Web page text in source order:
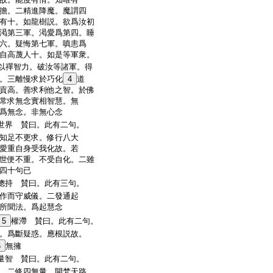
。二精進降魔。魔謂四
十。如龍樹説。欲爲汝初
第三軍。渇愛爲第四。睡
。疑悔第七軍。嗔恚爲
高蔑人十。如是等軍衆。
禪智力。破汝等諸軍。得
三離慢求於巧化 4 道
高。善求利他之智。於佛
求無念實相智慧。無
無念。非無心念
界 賛曰。此有二句。
足不更求。修行八大
重自身受我化故。若
便不重。不受自化。二雖
十句已
持 賛曰。此有三句。
而守威儀。二發通起
聞法。爲起慧念
5 權滯 賛曰。此有二句。
爲斷疑惑。應根説故。
無擁
智 賛曰。此有二句。